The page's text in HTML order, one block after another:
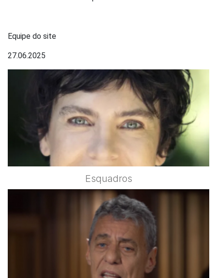
Equipe do site
27.06.2025
Esquadros